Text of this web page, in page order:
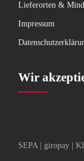
Lieferorten &
Impressum
Wir
SEPA | giropay |